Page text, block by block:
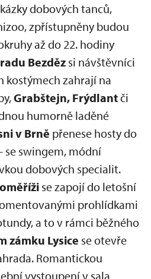
dobových tanců,
zpřístupněny budou
až do 22. hodiny
Bezdězsi návštěvníci
kostýmech zahrají na
Grabštejn, Frýdlantči
humorně laděné
v Brně přenese hosty do
se swingem, módní
dobových specialit.
se zapojí do letošní
prohlídkami
a to v rámci běžného
zámku Lysice se otevře
Romantickou
vystoupení v sala